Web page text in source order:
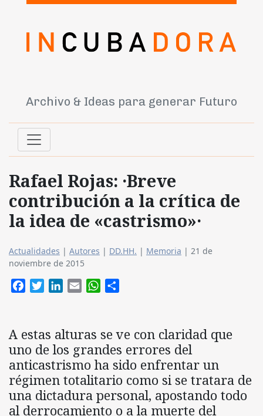
Archivo & Ideas para generar Futuro
Rafael Rojas: ·Breve
contribución a la crítica de
la idea de «castrismo»·
Actualidades | Autores | DD.HH. | Memoria | 21 de
noviembre de 2015
FacebookTwitterLinkedIn
Email WhatsApp
A estas alturas se ve con claridad que
uno de los grandes errores del
anticastrismo ha sido enfrentar un
régimen totalitario como si se tratara de
una dictadura personal, apostando todo
al derrocamiento o a la muerte del